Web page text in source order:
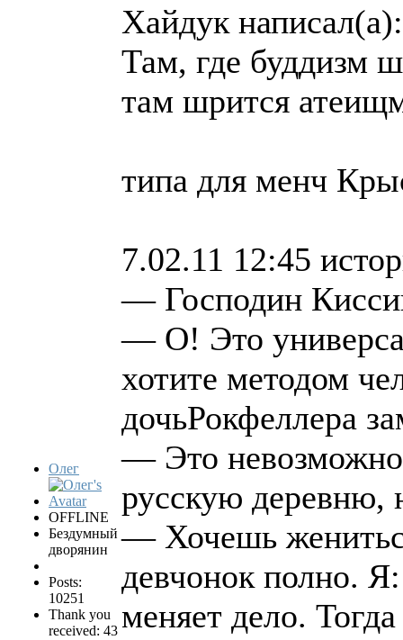
Олег
OFFLINE
Бездумный
дворянин
Posts:
10251
Thank you
received: 43
Хайдук написал(а):
Там, где буддизм
там шрится
типа для менч
7.02.11 12:45
— Господин
— О! Это
хотите методом
дочьРокфеллера
— Это
русскую деревню,
— Хочешь
девчонок полно.
меняет дело.